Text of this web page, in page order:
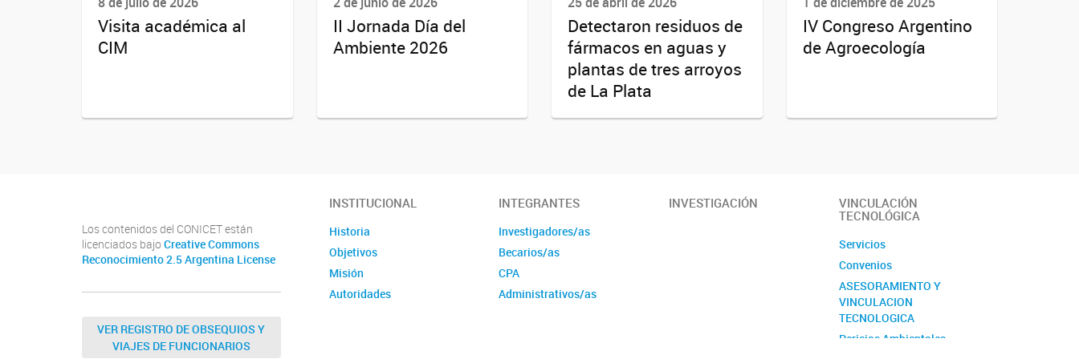
Visita académica al
CIM
II Jornada Día del
Ambiente 2026
Detectaron residuos de
fármacos en aguas y
plantas de tres arroyos
de La Plata
IV Congreso Argentino
de Agroecología
Los contenidos del CONICET están
licenciados bajo Creative Commons
Reconocimiento 2.5 Argentina License
VER REGISTRO DE OBSEQUIOS Y
VIAJES DE FUNCIONARIOS
INSTITUCIONAL
Historia
Objetivos
Misión
Autoridades
INTEGRANTES
Investigadores/as
Becarios/as
CPA
Administrativos/as
INVESTIGACIÓN
VINCULACIÓN
TECNOLÓGICA
Servicios
Convenios
ASESORAMIENTO Y
VINCULACION
TECNOLOGICA
Pericias Ambientales